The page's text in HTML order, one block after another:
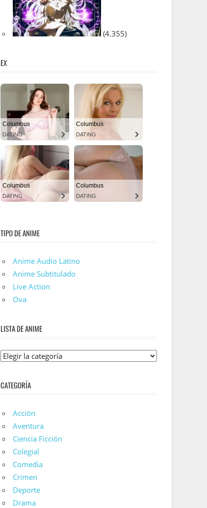
(4.355)
EX
TIPO DE ANIME
Anime Audio Latino
Anime Subtitulado
Live Action
Ova
LISTA DE ANIME
Lista
Anime
CATEGORÍA
Acción
Aventura
Ciencia Ficción
Colegial
Comedia
Crimen
Deporte
Drama